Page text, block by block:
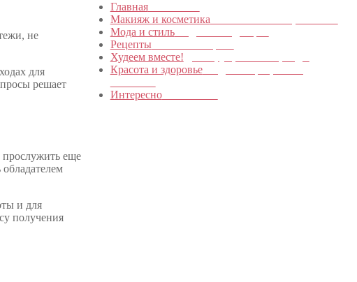
не
для
решает
прослужить еще
и для
получения
Главнаяв начало…
Макияж и косметика
Мода и стильМодные тенденции
РецептыПошагово с фото
Худеем вместе!
Красота и здоровьеУход за лицом, телом,
ИнтересноОбо всем…